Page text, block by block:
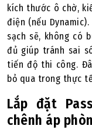
kích thước ô chờ,
điện (nếu
sạch sẽ, không có
đủ giúp tránh sai
tiến độ thi công.
bỏ qua trong thực
Lắp đặt
chênh áp